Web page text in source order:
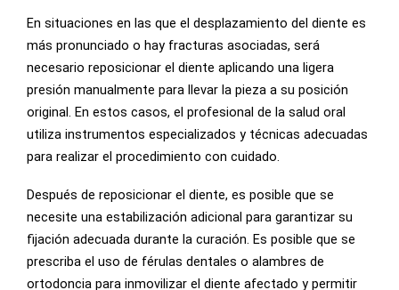
En situaciones en las que el desplazamiento del diente es
más pronunciado o hay fracturas asociadas, será
necesario reposicionar el diente aplicando una ligera
presión manualmente para llevar la pieza a su posición
original. En estos casos, el profesional de la salud oral
utiliza instrumentos especializados y técnicas adecuadas
para realizar el procedimiento con cuidado.
Después de reposicionar el diente, es posible que se
necesite una estabilización adicional para garantizar su
fijación adecuada durante la curación. Es posible que se
prescriba el uso de férulas dentales o alambres de
ortodoncia para inmovilizar el diente afectado y permitir